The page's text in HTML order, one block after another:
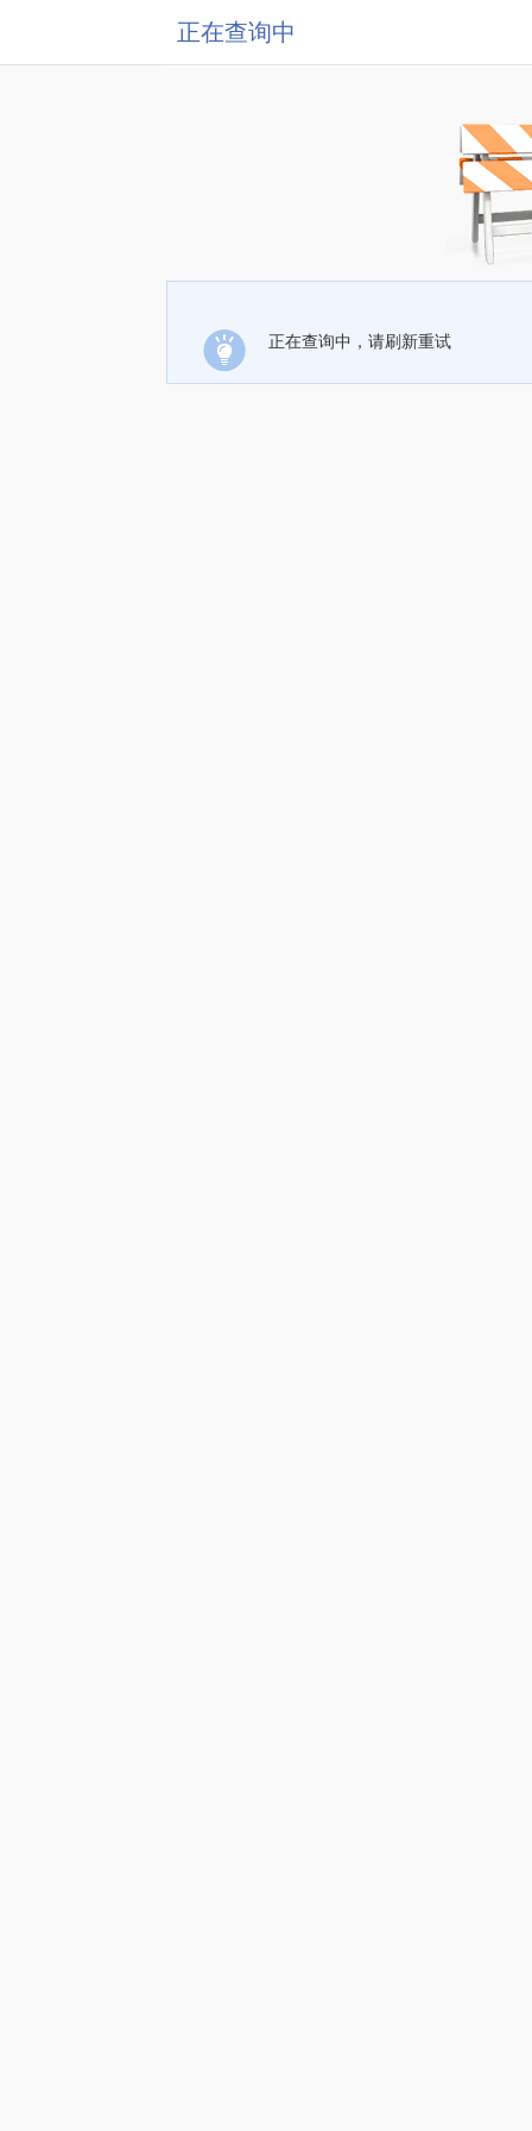
正在查询中
正在查询中，请刷新重试